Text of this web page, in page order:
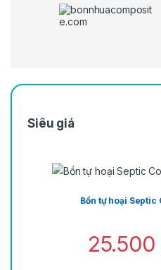
Siêu giá
Bồn tự hoại
25.500